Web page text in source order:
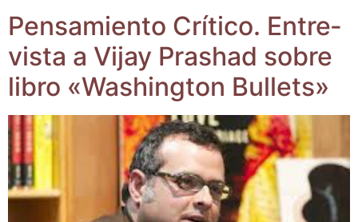
Pen­sa­mien­to Crí­ti­co. Entre­
vis­ta a Vijay Prashad sobre
libro «Washing­ton Bullets»